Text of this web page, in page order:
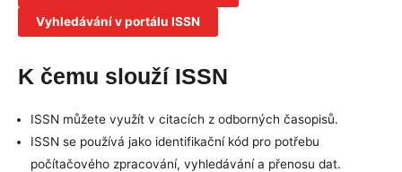
Vyhledávání v portálu ISSN
K čemu slouží ISSN
ISSN můžete využít v citacích z odborných časopisů.
ISSN se používá jako identifikační kód pro potřebu
počítačového zpracování, vyhledávání a přenosu dat.